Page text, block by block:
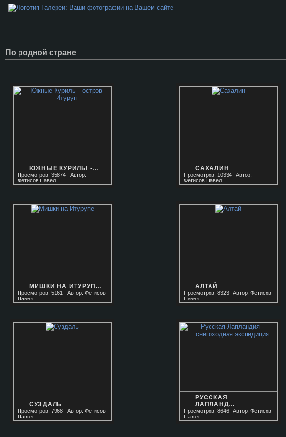
По родной стране
ЮЖНЫЕ КУРИЛЫ -…
Просмотров: 35874
Автор:
Фетисов Павел
САХАЛИН
Просмотров: 10334
Автор:
Фетисов Павел
МИШКИ НА ИТУРУП…
Просмотров: 5161
Автор: Фетисов
Павел
АЛТАЙ
Просмотров: 8323
Автор: Фетисов
Павел
СУЗДАЛЬ
Просмотров: 7968
Автор: Фетисов
Павел
РУССКАЯ
ЛАПЛАНД…
Просмотров: 8646
Автор: Фетисов
Павел